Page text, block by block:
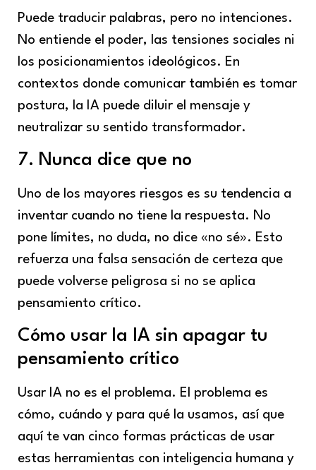
Puede traducir palabras, pero no intenciones.
No entiende el poder, las tensiones sociales ni
los posicionamientos ideológicos. En
contextos donde comunicar también es tomar
postura, la IA puede diluir el mensaje y
neutralizar su sentido transformador.
7. Nunca dice que no
Uno de los mayores riesgos es su tendencia a
inventar cuando no tiene la respuesta. No
pone límites, no duda, no dice «no sé». Esto
refuerza una falsa sensación de certeza que
puede volverse peligrosa si no se aplica
pensamiento crítico.
Cómo usar la IA sin apagar tu
pensamiento crítico
Usar IA no es el problema. El problema es
cómo, cuándo y para qué la usamos, así que
aquí te van cinco formas prácticas de usar
estas herramientas con inteligencia humana y